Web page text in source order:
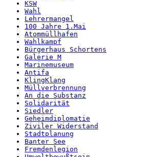
KSW
Wahl
Lehrermangel
100 Jahre 1.Mai
Atommüllhafen
Wahlkampf
Bürgerhaus Schortens
Galerie M
Marinemuseum
Antifa
KlingKlang
Müllverbrennung
An die Substanz
Solidarität
Siedler
Geheimdiplomatie
Ziviler Widerstand
Stadtplanung
Banter See
Fremdenlegion